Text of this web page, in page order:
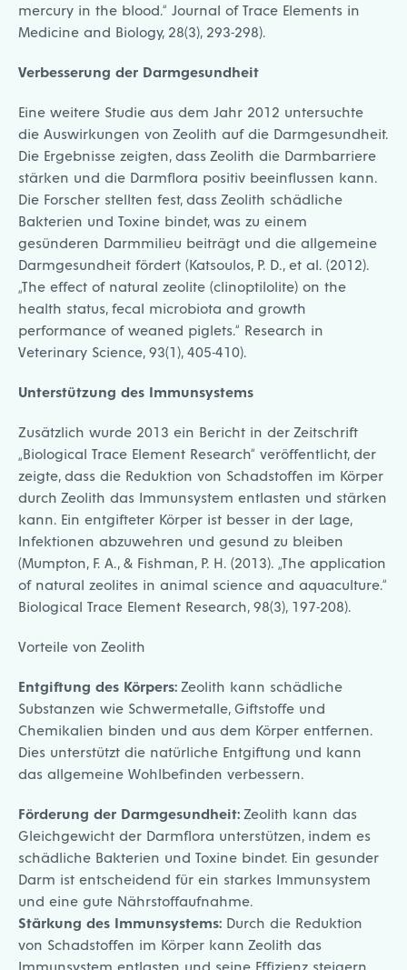
mercury in the blood.“ Journal of Trace Elements in
Medicine and Biology, 28(3), 293-298).
Verbesserung der Darmgesundheit
Eine weitere Studie aus dem Jahr 2012 untersuchte
die Auswirkungen von Zeolith auf die Darmgesundheit.
Die Ergebnisse zeigten, dass Zeolith die Darmbarriere
stärken und die Darmflora positiv beeinflussen kann.
Die Forscher stellten fest, dass Zeolith schädliche
Bakterien und Toxine bindet, was zu einem
gesünderen Darmmilieu beiträgt und die allgemeine
Darmgesundheit fördert (Katsoulos, P. D., et al. (2012).
„The effect of natural zeolite (clinoptilolite) on the
health status, fecal microbiota and growth
performance of weaned piglets.“ Research in
Veterinary Science, 93(1), 405-410).
Unterstützung des Immunsystems
Zusätzlich wurde 2013 ein Bericht in der Zeitschrift
„Biological Trace Element Research“ veröffentlicht, der
zeigte, dass die Reduktion von Schadstoffen im Körper
durch Zeolith das Immunsystem entlasten und stärken
kann. Ein entgifteter Körper ist besser in der Lage,
Infektionen abzuwehren und gesund zu bleiben
(Mumpton, F. A., & Fishman, P. H. (2013). „The application
of natural zeolites in animal science and aquaculture.“
Biological Trace Element Research, 98(3), 197-208).
Vorteile von Zeolith
Entgiftung des Körpers: Zeolith kann schädliche
Substanzen wie Schwermetalle, Giftstoffe und
Chemikalien binden und aus dem Körper entfernen.
Dies unterstützt die natürliche Entgiftung und kann
das allgemeine Wohlbefinden verbessern.
Förderung der Darmgesundheit: Zeolith kann das
Gleichgewicht der Darmflora unterstützen, indem es
schädliche Bakterien und Toxine bindet. Ein gesunder
Darm ist entscheidend für ein starkes Immunsystem
und eine gute Nährstoffaufnahme.
Stärkung des Immunsystems: Durch die Reduktion
von Schadstoffen im Körper kann Zeolith das
Immunsystem entlasten und seine Effizienz steigern.